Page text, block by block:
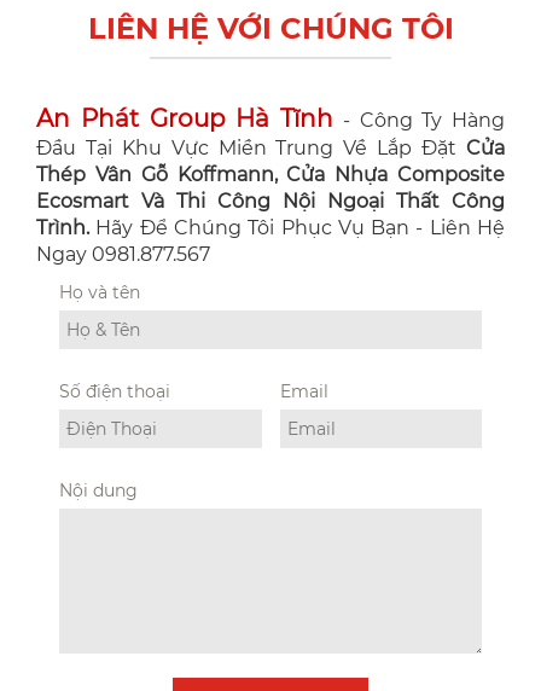
LIÊN HỆ VỚI CHÚNG TÔI
An Phát Group Hà Tĩnh - Công Ty Hàng
Đầu Tại Khu Vực Miền Trung Về Lắp Đặt Cửa
Thép Vân Gỗ Koffmann, Cửa Nhựa Composite
Ecosmart Và Thi Công Nội Ngoại Thất Công
Trình. Hãy Để Chúng Tôi Phục Vụ Bạn - Liên Hệ
Ngay 0981.877.567
Họ và tên
Số điện thoại Email
Nội dung